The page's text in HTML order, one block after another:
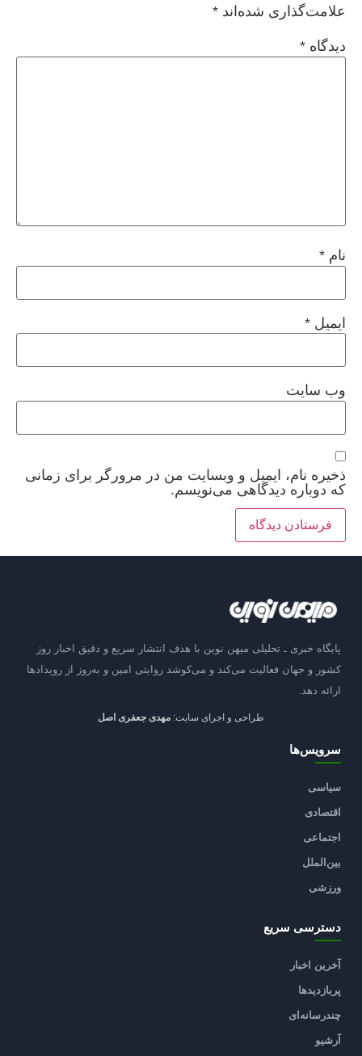
علامت‌گذاری شده‌اند *
دیدگاه *
نام *
ایمیل *
وب‌ سایت
ذخیره نام، ایمیل و وبسایت من در مرورگر برای زمانی
که دوباره دیدگاهی می‌نویسم.
پایگاه خبری ـ تحلیلی میهن نوین با هدف انتشار سریع و دقیق اخبار روز
کشور و جهان فعالیت می‌کند و می‌کوشد روایتی امین و به‌روز از رویدادها
ارائه دهد.
طراحی و اجرای سایت: مهدی جعفری اصل
سرویس‌ها
سیاسی
اقتصادی
اجتماعی
بین‌الملل
ورزشی
دسترسی سریع
آخرین اخبار
پربازدیدها
چندرسانه‌ای
آرشیو